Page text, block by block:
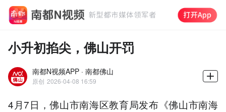
小升初掐尖，佛山开罚
南都N视频APP · 南都佛山
原创 2026-04-08 16:59
4月7日，佛山市南海区教育局发布《佛山市南海